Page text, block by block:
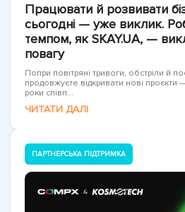
Працювати й розвивати
сьогодні — уже виклик.
темпом, як SKAY.UA, —
повагу
Попри повітряні тривоги, обстріли й
продовжуєте відкривати нові проєкти
роки співп...
ЧИТАТИ ДАЛІ
ПАРТНЕРСЬКА ПІДТРИМКА